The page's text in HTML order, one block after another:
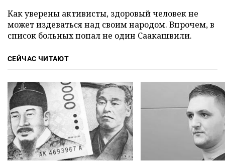
Как уверены активисты, здоровый человек не
может издеваться над своим народом. Впрочем, в
список больных попал не один Саакашвили.
СЕЙЧАС ЧИТАЮТ